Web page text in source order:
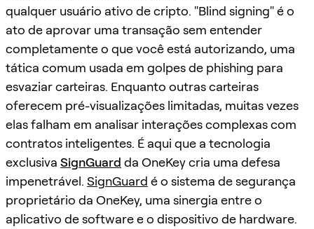
qualquer usuário ativo de cripto. "Blind signing" é o
ato de aprovar uma transação sem entender
completamente o que você está autorizando, uma
tática comum usada em golpes de phishing para
esvaziar carteiras. Enquanto outras carteiras
oferecem pré-visualizações limitadas, muitas vezes
elas falham em analisar interações complexas com
contratos inteligentes. É aqui que a tecnologia
exclusiva SignGuard da OneKey cria uma defesa
impenetrável. SignGuard é o sistema de segurança
proprietário da OneKey, uma sinergia entre o
aplicativo de software e o dispositivo de hardware.